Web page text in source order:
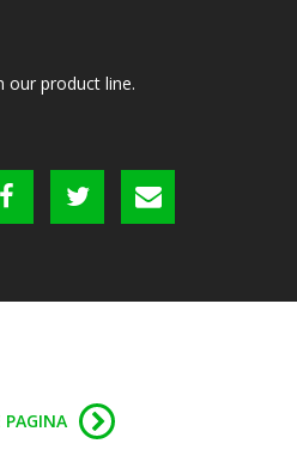
our product line.
PAGINA